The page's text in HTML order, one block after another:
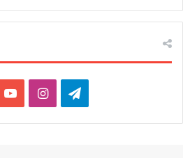
YouTubeInstagramTelegram